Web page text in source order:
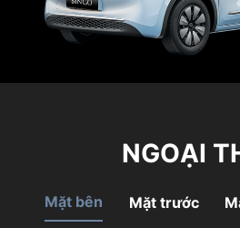
NGOẠI
Mặt bên Mặt trước